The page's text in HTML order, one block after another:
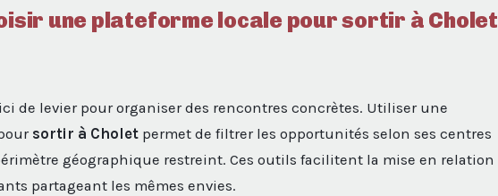
une plateforme locale pour sortir à Cholet
de levier pour organiser des rencontres concrètes. Utiliser une
sortir à Cholet permet de filtrer les opportunités selon ses centres
géographique restreint. Ces outils facilitent la mise en relation
partageant les mêmes envies.